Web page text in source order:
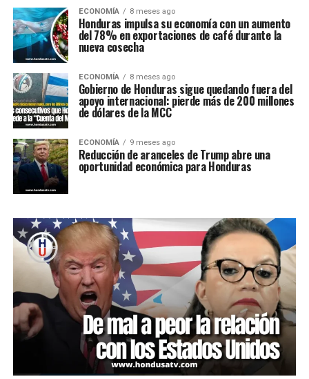
ECONOMÍA 8 meses ago
Honduras impulsa su economía con un aumento
del 78% en exportaciones de café durante la
nueva cosecha
ECONOMÍA 8 meses ago
Gobierno de Honduras sigue quedando fuera del
apoyo internacional: pierde más de 200 millones
de dólares de la MCC
ECONOMÍA 9 meses ago
Reducción de aranceles de Trump abre una
oportunidad económica para Honduras